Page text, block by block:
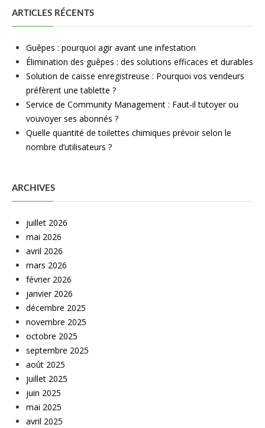
ARTICLES RÉCENTS
Guêpes : pourquoi agir avant une infestation
Élimination des guêpes : des solutions efficaces et durables
Solution de caisse enregistreuse : Pourquoi vos vendeurs
préfèrent une tablette ?
Service de Community Management : Faut-il tutoyer ou
vouvoyer ses abonnés ?
Quelle quantité de toilettes chimiques prévoir selon le
nombre d’utilisateurs ?
ARCHIVES
juillet 2026
mai 2026
avril 2026
mars 2026
février 2026
janvier 2026
décembre 2025
novembre 2025
octobre 2025
septembre 2025
août 2025
juillet 2025
juin 2025
mai 2025
avril 2025